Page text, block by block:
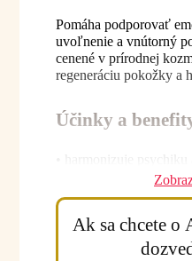
Pomáha podporovať
uvoľnenie a vnútorný
cenené v prírodnej
regeneráciu pokožky a
Účinky a
• harmonizuje psychiku
• pomáha pri strese a
• jemne povzbudzuje a
• podporuje ženskú
• vhodné pre mastnú aj
Ak sa chcete